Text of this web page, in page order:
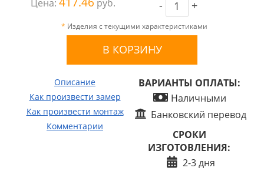
Цена: руб. - +
* Изделия с текущими характеристиками
Описание
Как произвести замер
Как произвести монтаж
Комментарии
ВАРИАНТЫ ОПЛАТЫ:
Наличными
Банковский перевод
СРОКИ
ИЗГОТОВЛЕНИЯ:
2-3 дня